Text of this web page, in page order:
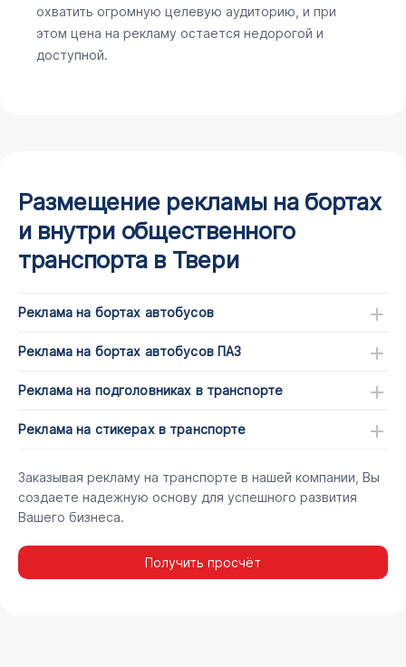
охватить огромную целевую аудиторию, и при
этом цена на рекламу остается недорогой и
доступной.
Размещение рекламы на бортах
и внутри общественного
транспорта в Твери
Реклама на бортах автобусов
Реклама на бортах автобусов ПАЗ
Реклама на подголовниках в транспорте
Реклама на стикерах в транспорте
Заказывая рекламу на транспорте в нашей компании, Вы
создаете надежную основу для успешного развития
Вашего бизнеса.
Получить просчёт